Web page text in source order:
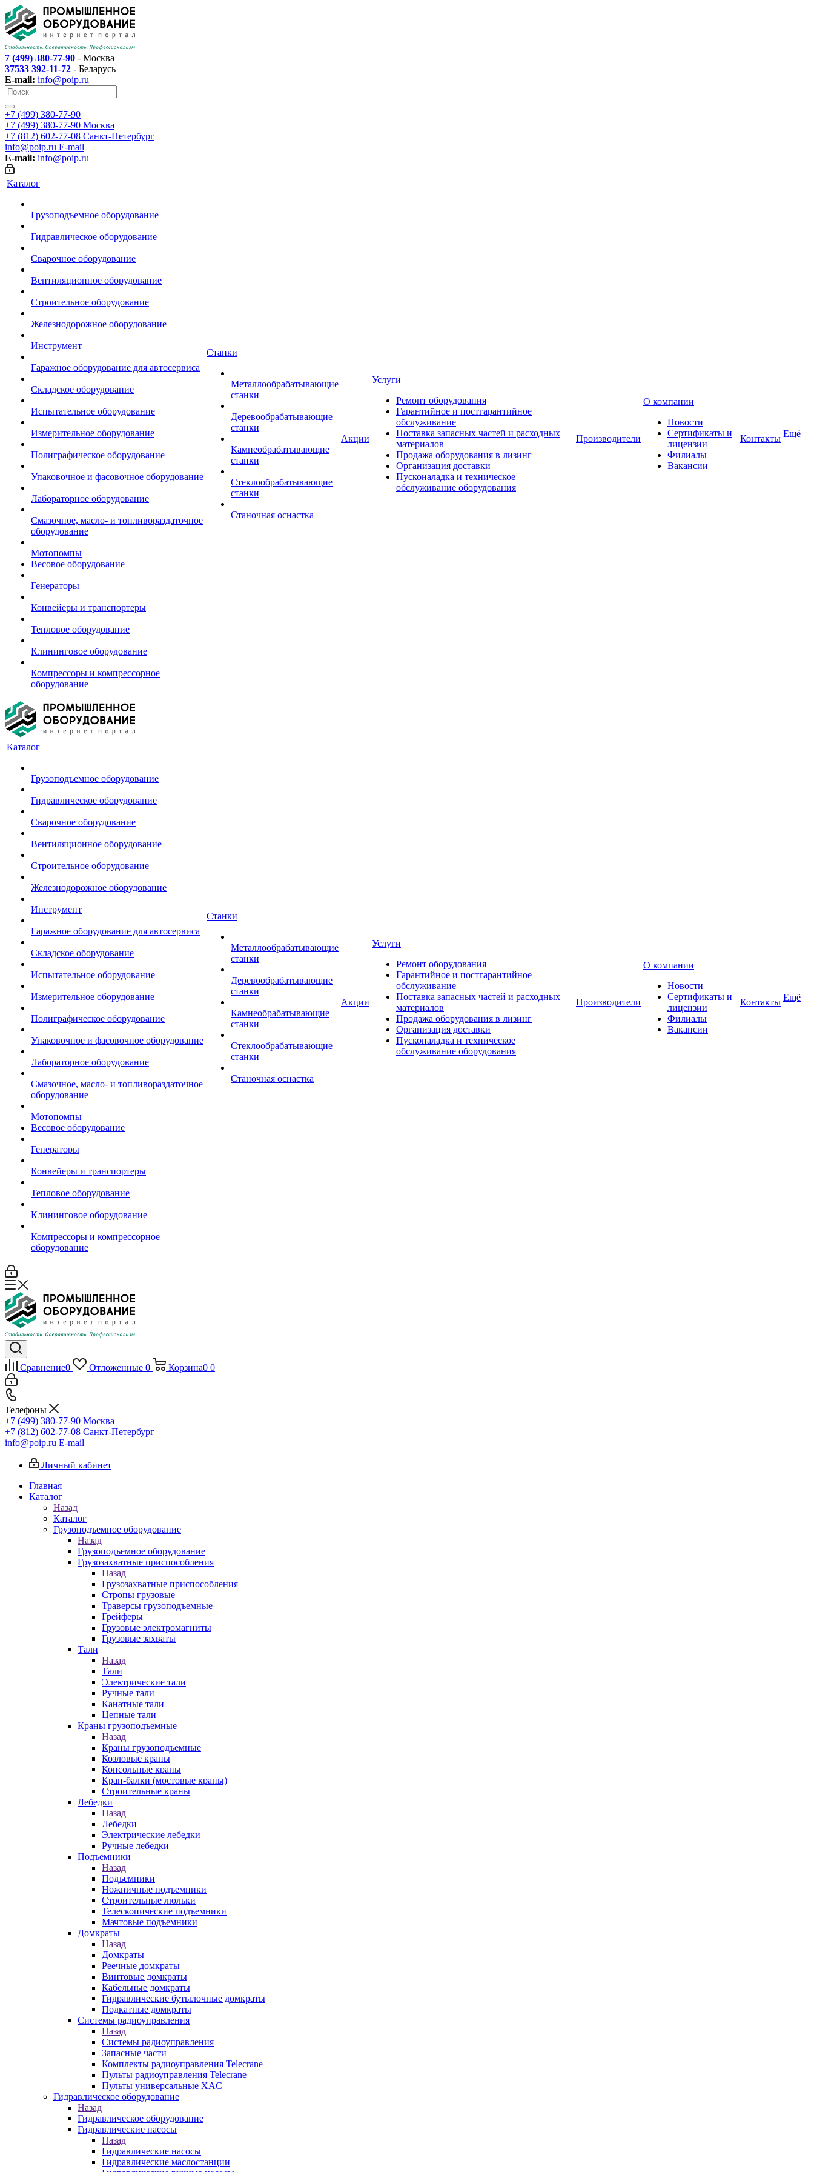
7 (499) 380-77-90 - Москва
37533 392-11-72 - Беларусь
E-mail: info@poip.ru
+7 (499) 380-77-90
+7 (499) 380-77-90 Москва
+7 (812) 602-77-08 Санкт-Петербург
info@poip.ru E-mail
E-mail: info@poip.ru
Каталог
Грузоподъемное оборудование
Гидравлическое оборудование
Сварочное оборудование
Вентиляционное оборудование
Строительное оборудование
Железнодорожное оборудование
Инструмент
Гаражное оборудование для автосервиса
Складское оборудование
Испытательное оборудование
Измерительное оборудование
Полиграфическое оборудование
Упаковочное и фасовочное оборудование
Лабораторное оборудование
Смазочное, масло- и топливораздаточное
оборудование
Мотопомпы
Весовое оборудование
Генераторы
Конвейеры и транспортеры
Тепловое оборудование
Клининговое оборудование
Компрессоры и компрессорное
оборудование
Станки
Металлообрабатывающие
станки
Деревообрабатывающие
станки
Камнеобрабатывающие
станки
Стеклообрабатывающие
станки
Станочная оснастка
Акции
Услуги
Ремонт оборудования
Гарантийное и постгарантийное
обслуживание
Поставка запасных частей и расходных
материалов
Продажа оборудования в лизинг
Организация доставки
Пусконаладка и техническое
обслуживание оборудования
Производители
О компании
Новости
Сертификаты и
лицензии
Филиалы
Вакансии
Контакты Ещё
Каталог
Грузоподъемное оборудование
Гидравлическое оборудование
Сварочное оборудование
Вентиляционное оборудование
Строительное оборудование
Железнодорожное оборудование
Инструмент
Гаражное оборудование для автосервиса
Складское оборудование
Испытательное оборудование
Измерительное оборудование
Полиграфическое оборудование
Упаковочное и фасовочное оборудование
Лабораторное оборудование
Смазочное, масло- и топливораздаточное
оборудование
Мотопомпы
Весовое оборудование
Генераторы
Конвейеры и транспортеры
Тепловое оборудование
Клининговое оборудование
Компрессоры и компрессорное
оборудование
Станки
Металлообрабатывающие
станки
Деревообрабатывающие
станки
Камнеобрабатывающие
станки
Стеклообрабатывающие
станки
Станочная оснастка
Акции
Услуги
Ремонт оборудования
Гарантийное и постгарантийное
обслуживание
Поставка запасных частей и расходных
материалов
Продажа оборудования в лизинг
Организация доставки
Пусконаладка и техническое
обслуживание оборудования
Производители
О компании
Новости
Сертификаты и
лицензии
Филиалы
Вакансии
Контакты Ещё
Сравнение0 Отложенные 0 Корзина0 0
Телефоны
+7 (499) 380-77-90 Москва
+7 (812) 602-77-08 Санкт-Петербург
info@poip.ru E-mail
Личный кабинет
Главная
Каталог
Назад
Каталог
Грузоподъемное оборудование
Назад
Грузоподъемное оборудование
Грузозахватные приспособления
Назад
Грузозахватные приспособления
Стропы грузовые
Траверсы грузоподъемные
Грейферы
Грузовые электромагниты
Грузовые захваты
Тали
Назад
Тали
Электрические тали
Ручные тали
Канатные тали
Цепные тали
Краны грузоподъемные
Назад
Краны грузоподъемные
Козловые краны
Консольные краны
Кран-балки (мостовые краны)
Строительные краны
Лебедки
Назад
Лебедки
Электрические лебедки
Ручные лебедки
Подъемники
Назад
Подъемники
Ножничные подъемники
Строительные люльки
Телескопические подъемники
Мачтовые подъемники
Домкраты
Назад
Домкраты
Реечные домкраты
Винтовые домкраты
Кабельные домкраты
Гидравлические бутылочные домкраты
Подкатные домкраты
Системы радиоуправления
Назад
Системы радиоуправления
Запасные части
Комплекты радиоуправления Telecrane
Пульты радиоуправления Telecrane
Пульты универсальные XAC
Гидравлическое оборудование
Назад
Гидравлическое оборудование
Гидравлические насосы
Назад
Гидравлические насосы
Гидравлические маслостанции